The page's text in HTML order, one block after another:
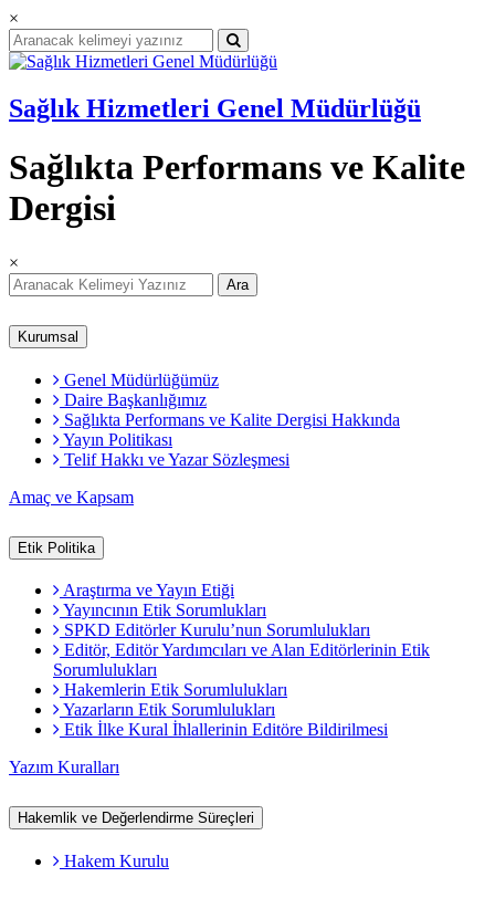
×
Sağlık Hizmetleri Genel Müdürlüğü
Sağlıkta Performans ve Kalite
Dergisi
×
Ara
Kurumsal
Genel Müdürlüğümüz
Daire Başkanlığımız
Sağlıkta Performans ve Kalite Dergisi Hakkında
Yayın Politikası
Telif Hakkı ve Yazar Sözleşmesi
Amaç ve Kapsam
Etik Politika
Araştırma ve Yayın Etiği
Yayıncının Etik Sorumlukları
SPKD Editörler Kurulu’nun Sorumlulukları
Editör, Editör Yardımcıları ve Alan Editörlerinin Etik
Sorumlulukları
Hakemlerin Etik Sorumlulukları
Yazarların Etik Sorumlulukları
Etik İlke Kural İhlallerinin Editöre Bildirilmesi
Yazım Kuralları
Hakemlik ve Değerlendirme Süreçleri
Hakem Kurulu